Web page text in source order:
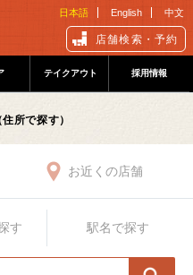
日本語 English 中文
店舗検索・予約
テイクアウト 採用情報
住所で探す）
お近くの店舗
す 駅名で探す